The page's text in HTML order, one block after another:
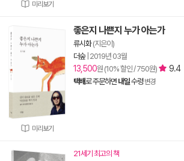
미리보기
미리보기
좋은지 나쁜지 누가 아는가
류시화(지은이)
더숲| 2019년 03월
13,500원 (10% 할인 / 750원) 9.4
택배로 주문하면 내일수령 변경
21세기 최고의 책